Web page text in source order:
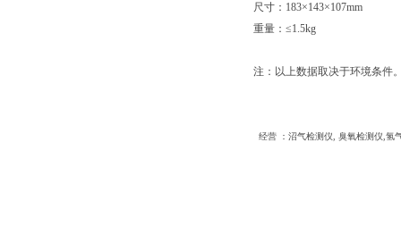
尺寸：183×143×107mm
重量：≤1.5kg
注：以上数据取决于环境条件
经营 ： 沼气检测仪, 臭氧检测仪 氢